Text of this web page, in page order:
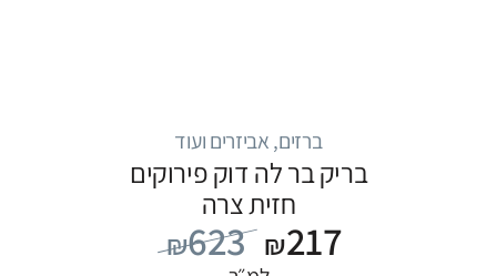
ברזים, אביזרים ועוד
בריק בר לה דוק פירוקים
חזית צרה
₪623 ₪217